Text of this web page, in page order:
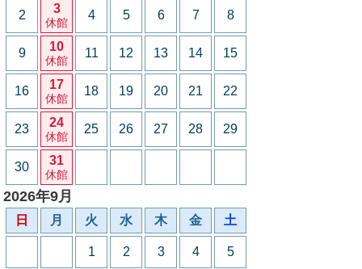
2 3
休館
4 5 6 7 8
9 10
休館
11 12 13 14 15
16 17
休館
18 19 20 21 22
23 24
休館
25 26 27 28 29
30 31
休館
2026年9月
日 月 火 水 木 金 土
1 2 3 4 5